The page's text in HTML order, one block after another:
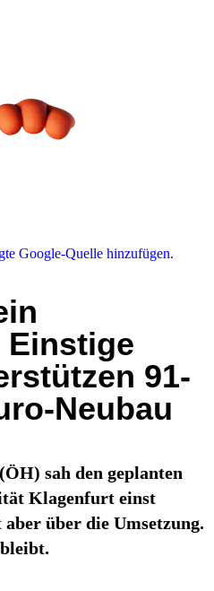
Google-Quelle hinzufügen.
Einstige
91-
Neubau
sah den geplanten
Klagenfurt einst
über die Umsetzung.